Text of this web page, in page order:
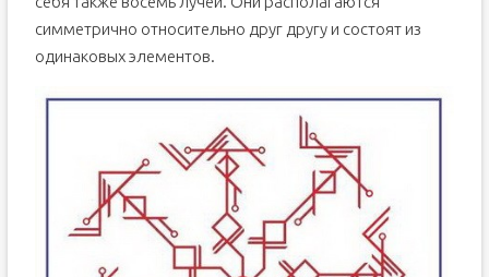
симметрично относительно друг другу и состоят из
одинаковых элементов.